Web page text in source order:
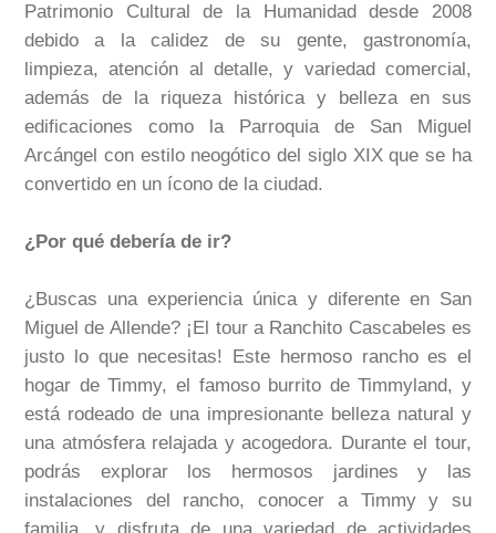
Patrimonio Cultural de la Humanidad desde 2008
debido a la calidez de su gente, gastronomía,
limpieza, atención al detalle, y variedad comercial,
además de la riqueza histórica y belleza en sus
edificaciones como la Parroquia de San Miguel
Arcángel con estilo neogótico del siglo XIX que se ha
convertido en un ícono de la ciudad.
¿Por qué debería de ir?
¿Buscas una experiencia única y diferente en San
Miguel de Allende? ¡El tour a Ranchito Cascabeles es
justo lo que necesitas! Este hermoso rancho es el
hogar de Timmy, el famoso burrito de Timmyland, y
está rodeado de una impresionante belleza natural y
una atmósfera relajada y acogedora. Durante el tour,
podrás explorar los hermosos jardines y las
instalaciones del rancho, conocer a Timmy y su